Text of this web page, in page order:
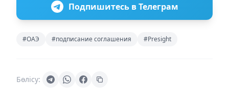
Подпишитесь в Телеграм
#ОАЭ #подписание соглашения #Presight
Бөлісу: